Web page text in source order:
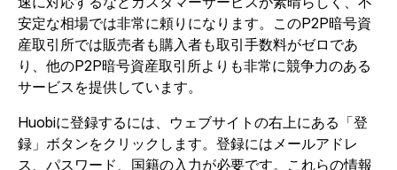
安定な相場では非常に頼りになります。このP2P暗号資
産取引所では販売者も購入者も取引手数料がゼロであ
り、他のP2P暗号資産取引所よりも非常に競争力のある
サービスを提供しています。
Huobiに登録するには、ウェブサイトの右上にある「登
録」ボタンをクリックします。登録にはメールアドレ
ス、パスワード、国籍の入力が必要です。これらの情報